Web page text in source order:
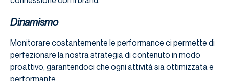
Dinamismo
Monitorare costantemente le performance ci permette di
perfezionare la nostra strategia di contenuto in modo
proattivo, garantendoci che ogni attività sia ottimizzata e
performante.